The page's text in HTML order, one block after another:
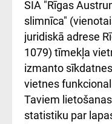
iesniegšanas
kārtība
Kā pie mums
Rēķinu apmaksas
ceļvedis
SIA "Rīgas
slimnīca"
juridiskā adrese
1079) tīmekļa
izmanto
vietnes
Taviem
statistiku par